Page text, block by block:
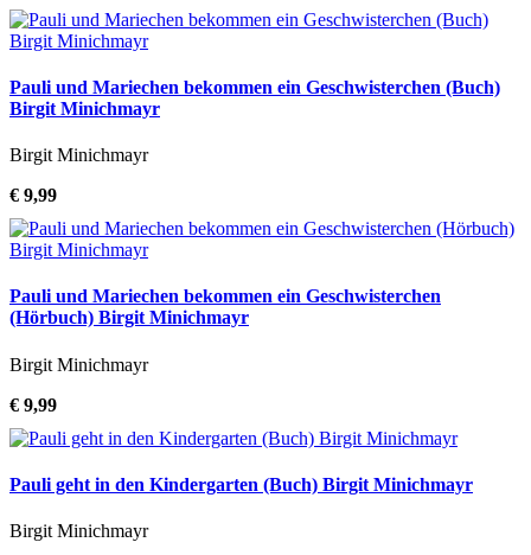
Pauli und Mariechen bekommen ein Geschwisterchen (Buch)
Birgit Minichmayr
Birgit Minichmayr
€ 9,99
Pauli und Mariechen bekommen ein Geschwisterchen
(Hörbuch) Birgit Minichmayr
Birgit Minichmayr
€ 9,99
Pauli geht in den Kindergarten (Buch) Birgit Minichmayr
Birgit Minichmayr